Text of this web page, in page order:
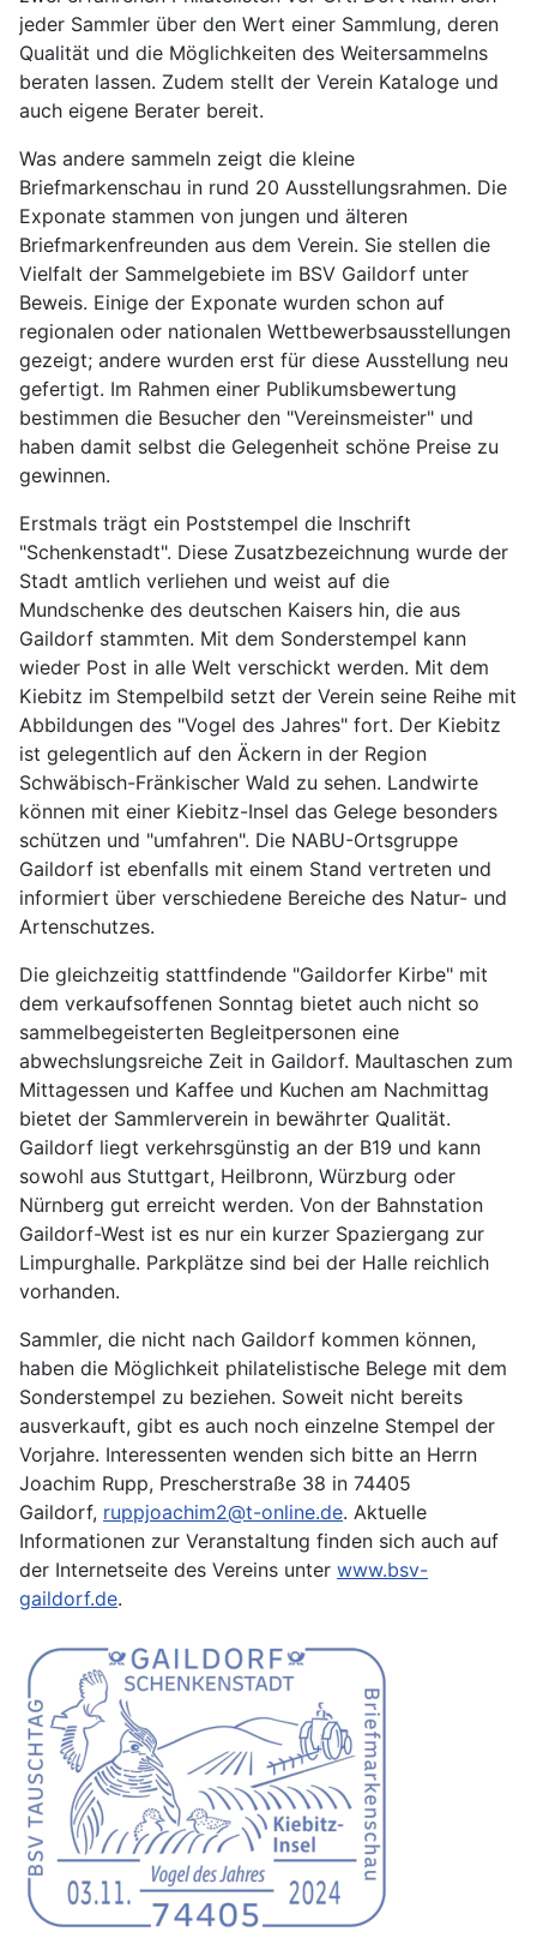
jeder Sammler über den Wert einer Sammlung, deren
Qualität und die Möglichkeiten des Weitersammelns
beraten lassen. Zudem stellt der Verein Kataloge und
auch eigene Berater bereit.
Was andere sammeln zeigt die kleine
Briefmarkenschau in rund 20 Ausstellungsrahmen. Die
Exponate stammen von jungen und älteren
Briefmarkenfreunden aus dem Verein. Sie stellen die
Vielfalt der Sammelgebiete im BSV Gaildorf unter
Beweis. Einige der Exponate wurden schon auf
regionalen oder nationalen Wettbewerbsausstellungen
gezeigt; andere wurden erst für diese Ausstellung neu
gefertigt. Im Rahmen einer Publikumsbewertung
bestimmen die Besucher den "Vereinsmeister" und
haben damit selbst die Gelegenheit schöne Preise zu
gewinnen.
Erstmals trägt ein Poststempel die Inschrift
"Schenkenstadt". Diese Zusatzbezeichnung wurde der
Stadt amtlich verliehen und weist auf die
Mundschenke des deutschen Kaisers hin, die aus
Gaildorf stammten. Mit dem Sonderstempel kann
wieder Post in alle Welt verschickt werden. Mit dem
Kiebitz im Stempelbild setzt der Verein seine Reihe mit
Abbildungen des "Vogel des Jahres" fort. Der Kiebitz
ist gelegentlich auf den Äckern in der Region
Schwäbisch-Fränkischer Wald zu sehen. Landwirte
können mit einer Kiebitz-Insel das Gelege besonders
schützen und "umfahren". Die NABU-Ortsgruppe
Gaildorf ist ebenfalls mit einem Stand vertreten und
informiert über verschiedene Bereiche des Natur- und
Artenschutzes.
Die gleichzeitig stattfindende "Gaildorfer Kirbe" mit
dem verkaufsoffenen Sonntag bietet auch nicht so
sammelbegeisterten Begleitpersonen eine
abwechslungsreiche Zeit in Gaildorf. Maultaschen zum
Mittagessen und Kaffee und Kuchen am Nachmittag
bietet der Sammlerverein in bewährter Qualität.
Gaildorf liegt verkehrsgünstig an der B19 und kann
sowohl aus Stuttgart, Heilbronn, Würzburg oder
Nürnberg gut erreicht werden. Von der Bahnstation
Gaildorf-West ist es nur ein kurzer Spaziergang zur
Limpurghalle. Parkplätze sind bei der Halle reichlich
vorhanden.
Sammler, die nicht nach Gaildorf kommen können,
haben die Möglichkeit philatelistische Belege mit dem
Sonderstempel zu beziehen. Soweit nicht bereits
ausverkauft, gibt es auch noch einzelne Stempel der
Vorjahre. Interessenten wenden sich bitte an Herrn
Joachim Rupp, Prescherstraße 38 in 74405
Gaildorf, ruppjoachim2@t-online.de. Aktuelle
Informationen zur Veranstaltung finden sich auch auf
der Internetseite des Vereins unter www.bsv-
gaildorf.de.